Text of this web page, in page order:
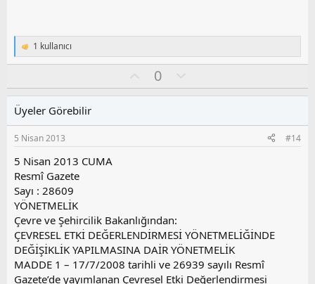
T
e
i
l
e
r
1 kullanıcı
y
0
l
s
u
Üyeler Görebilir
5 Nisan 2013 #14
5 Nisan 2013 CUMA
Resmî Gazete
Sayı : 28609
YÖNETMELİK
Çevre ve Şehircilik Bakanlığından:
ÇEVRESEL ETKİ DEĞERLENDİRMESİ YÖNETMELİĞİNDE
DEĞİŞİKLİK YAPILMASINA DAİR YÖNETMELİK
MADDE 1 – 17/7/2008 tarihli ve 26939 sayılı Resmî
Gazete’de yayımlanan Çevresel Etki Değerlendirmesi